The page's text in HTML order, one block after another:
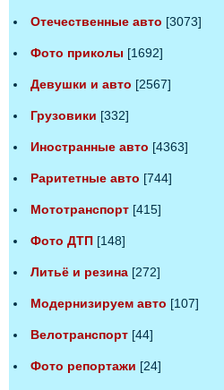
Отечественные авто [3073]
Фото приколы [1692]
Девушки и авто [2567]
Грузовики [332]
Иностранные авто [4363]
Раритетные авто [744]
Мототранспорт [415]
Фото ДТП [148]
Литьё и резина [272]
Модернизируем авто [107]
Велотранспорт [44]
Фото репортажи [24]